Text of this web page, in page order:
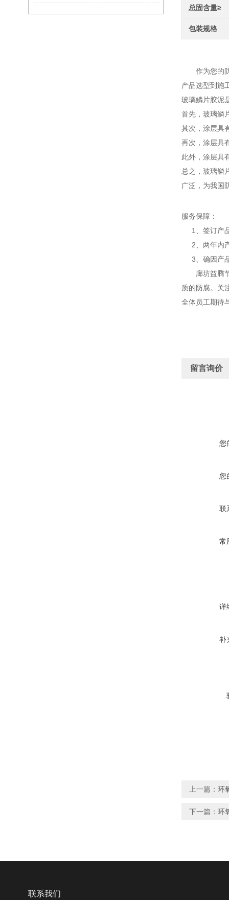
总固含量≥
包装规格
作为您的防
产品选型到施
玻璃鳞片胶泥
首先，玻璃鳞
其次，涂层具
再次，涂层具
此外，涂层具
总之，玻璃鳞
广泛，为我国
服务保障：
1、签订产
2、两年内产
3、确因产品
廊坊益腾节
质的防腐。关
全体员工期待
留言询价
您
您
联
常
详
补
上一篇： 环
下一篇： 环
联系我们